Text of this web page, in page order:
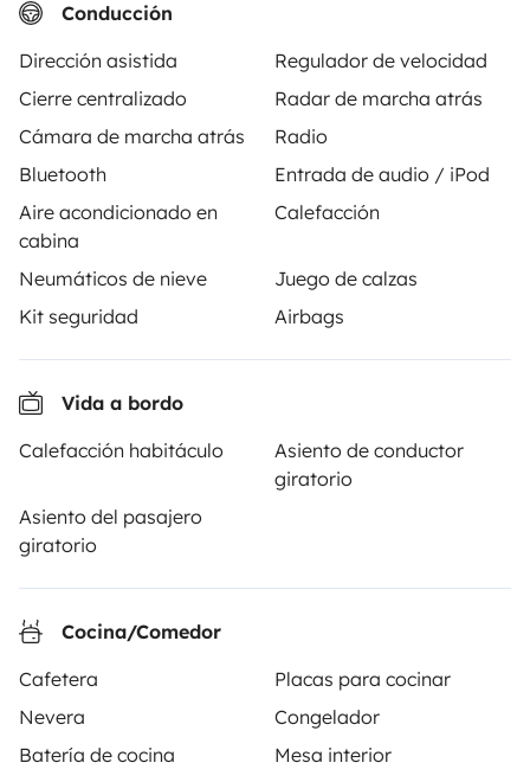
Conducción
Dirección asistida
Regulador de velocidad
Cierre centralizado
Radar de marcha atrás
Cámara de marcha atrás
Radio
Bluetooth
Entrada de audio / iPod
Aire acondicionado en
cabina
Calefacción
Neumáticos de nieve
Juego de calzas
Kit seguridad
Airbags
Vida a bordo
Calefacción habitáculo
Asiento de conductor
giratorio
Asiento del pasajero
giratorio
Cocina/Comedor
Cafetera
Placas para cocinar
Nevera
Congelador
Batería de cocina
Mesa interior
NuevoBest Owner
120 €/día
alquiler de autocaravanas y furgonetas campers entre
particulares. La plataforma tiene el papel de
intermediario de confianza y propone una solución
llave en mano para unas vacaciones en total libertad y
seguridad.
3.84/5 sobre 1170 opiniones de usuarios en Trusted
Shops
Instagram
X Facebook